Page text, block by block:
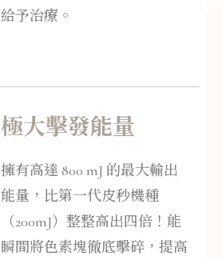
給予治療。
極大擊發能量
擁有高達 800 mJ 的最大輸出
能量，比第一代皮秒機種
（200mJ）整整高出四倍！能
瞬間將色素塊徹底擊碎，提高